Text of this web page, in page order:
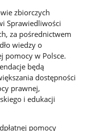
zbiorczych
Sprawiedliwości
za pośrednictwem
wiedzy o
pomocy w Polsce.
będą
dostępności
prawnej,
i edukacji
pomocy